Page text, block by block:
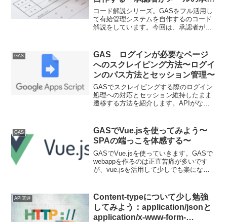
認・否認を選択→申請者へ結果通
知、承認者へ完了Web画面表示〜
コード解説シリーズ。GASをフル活用し
て有給管理システムを自作するのコード
解説をしています。今回は、承認者がメ
を、doget(e)やHtmlServiceなどの実装を
踏まえて説明していきます。
GAS
GAS ログインが必要なページ
へのスクレイピング方法〜ログイ
ンのパス方法とセッション管理〜
GASでスクレイピングする際のログイン
処理への対応とセッション維持したまま
遷移する方法を紹介します。APIがない
している機能やcookieについて少し理解
を深めつつ、GASでのログイン処理とペ
ージ遷移の方法を解説していきます。
GAS
GASでVue.jsを使ってみよう〜
SPAの端っこを体感する〜
GASでVue.jsを使っていきます。GASで
webappを作るのは正直苦痛が多いです
が、vue.jsを活用して少しでも楽になれ
まで期待通りの動作をするのかわかって
いませんが、vueの基本説明をしながら
GASでvue活用の道を探していきます。
API関連
Content-typeについて少し勉強
してみよう：application/jsonと
application/x-www-form-